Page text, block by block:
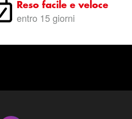
Reso facile e veloce
entro 15 giorni